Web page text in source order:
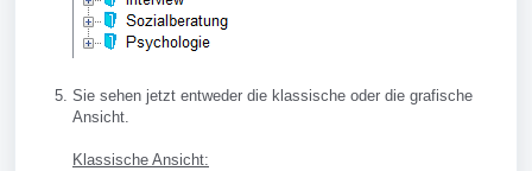
Sie sehen jetzt entweder die klassische oder die grafische
Ansicht.
Klassische Ansicht: